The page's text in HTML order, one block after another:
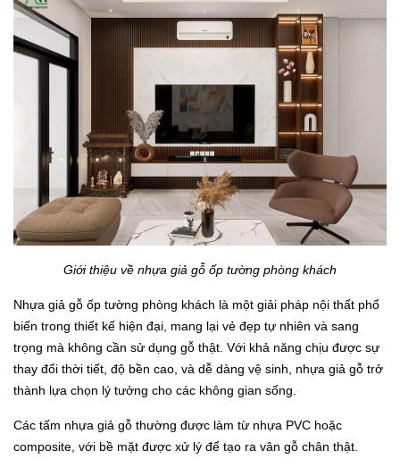
Giới thiệu về nhựa giả gỗ ốp tường phòng khách
Nhựa giả gỗ ốp tường phòng khách là một giải pháp nội thất phổ
biến trong thiết kế hiện đại, mang lại vẻ đẹp tự nhiên và sang
trọng mà không cần sử dụng gỗ thật. Với khả năng chịu được sự
thay đổi thời tiết, độ bền cao, và dễ dàng vệ sinh, nhựa giả gỗ trở
thành lựa chọn lý tưởng cho các không gian sống.
Các tấm nhựa giả gỗ thường được làm từ nhựa PVC hoặc
composite, với bề mặt được xử lý để tạo ra vân gỗ chân thật.